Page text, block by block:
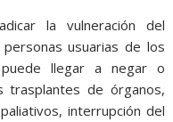
la vulneración del
usuarias de los
llegar a negar o
de órganos,
interrupción del